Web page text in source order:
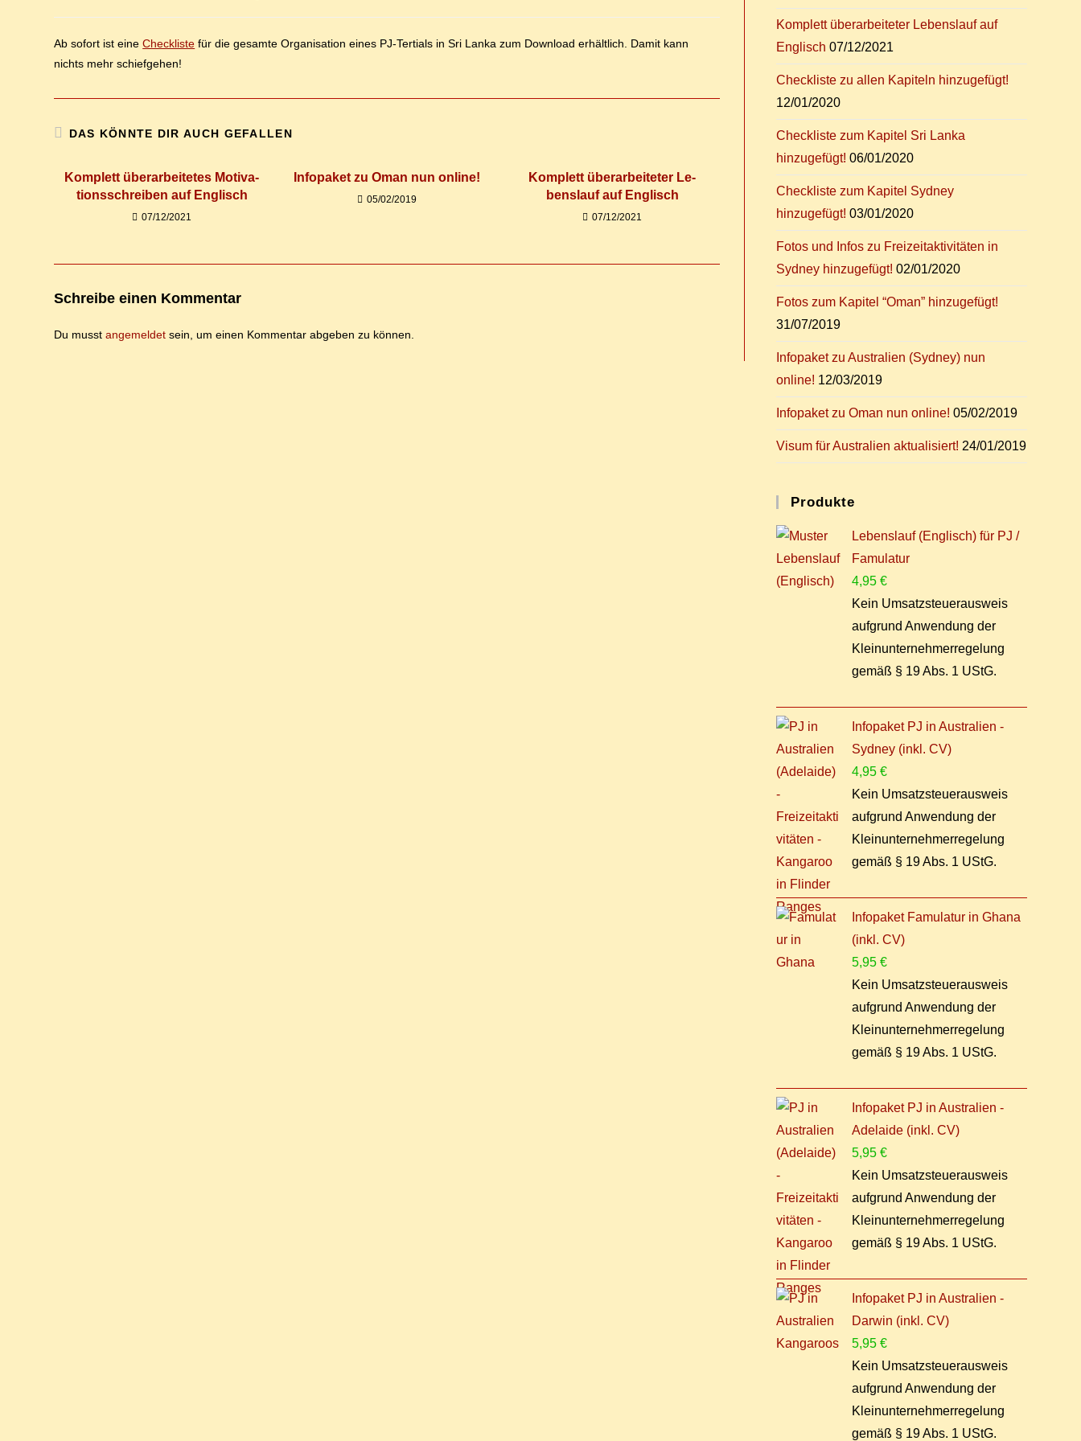
Ab so­fort ist ei­neCheck­lis­te für die ge­sam­te Or­ga­ni­sa­ti­on ei­nes PJ-Ter­ti­als in Sri Lan­ka zum Down­load er­hält­lich. Da­mit kann
nichts mehr schiefgehen!
DAS KÖNNTE DIR AUCH GEFALLEN
Kom­plett über­ar­bei­te­tes Mo­ti­va­
ti­ons­schrei­ben auf Englisch
07/12/2021
In­fo­pa­ket zu Oman nun online!
05/02/2019
Kom­plett über­ar­bei­te­ter Le­
bens­lauf auf Englisch
07/12/2021
Schreibe einen Kommentar
Du musstangemeldet sein, um einen Kommentar abgeben zu können.
Kom­plett über­ar­bei­te­ter Le­bens­lauf auf
Englisch 07/12/2021
Check­lis­te zu al­len Ka­pi­teln hinzugefügt!
12/01/2020
Check­lis­te zum Ka­pi­tel Sri Lan­ka
hinzugefügt! 06/01/2020
Check­lis­te zum Ka­pi­tel Syd­ney
hinzugefügt! 03/01/2020
Fo­tos und In­fos zu Frei­zeit­ak­ti­vi­tä­ten in
Syd­ney hinzugefügt! 02/01/2020
Fo­tos zum Ka­pi­tel “Oman” hinzugefügt!
31/07/2019
In­fo­pa­ket zu Aus­tra­li­en (Syd­ney) nun
online! 12/03/2019
In­fo­pa­ket zu Oman nun online! 05/02/2019
Vi­sum für Aus­tra­li­en aktualisiert! 24/01/2019
Pro­duk­te
Lebenslauf (Englisch) für PJ /
Famulatur
4,95€
Kein Umsatzsteuerausweis
aufgrund Anwendung der
Kleinunternehmerregelung
gemäß § 19 Abs. 1 UStG.
Infopaket PJ in Australien -
Sydney (inkl. CV)
4,95€
Kein Umsatzsteuerausweis
aufgrund Anwendung der
Kleinunternehmerregelung
gemäß § 19 Abs. 1 UStG.
Infopaket Famulatur in Ghana
(inkl. CV)
5,95€
Kein Umsatzsteuerausweis
aufgrund Anwendung der
Kleinunternehmerregelung
gemäß § 19 Abs. 1 UStG.
Infopaket PJ in Australien -
Adelaide (inkl. CV)
5,95€
Kein Umsatzsteuerausweis
aufgrund Anwendung der
Kleinunternehmerregelung
gemäß § 19 Abs. 1 UStG.
Infopaket PJ in Australien -
Darwin (inkl. CV)
5,95€
Kein Umsatzsteuerausweis
aufgrund Anwendung der
Kleinunternehmerregelung
gemäß § 19 Abs. 1 UStG.